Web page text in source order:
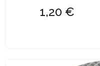
1,20 €